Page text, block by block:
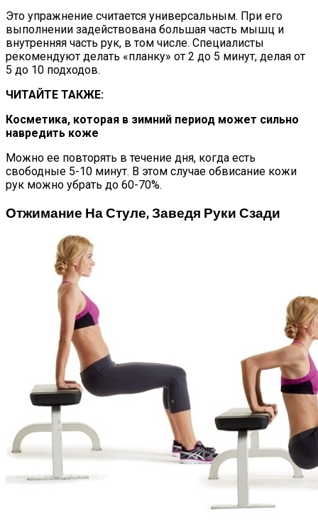
Это упражнение считается универсальным. При его
выполнении задействована большая часть мышц и
внутренняя часть рук, в том числе. Специалисты
рекомендуют делать «планку» от 2 до 5 минут, делая от
5 до 10 подходов.
ЧИТАЙТЕ ТАКЖЕ:
Косметика, которая в зимний период может сильно
навредить коже
Можно ее повторять в течение дня, когда есть
свободные 5-10 минут. В этом случае обвисание кожи
рук можно убрать до 60-70%.
Отжимание На Стуле, Заведя Руки Сзади